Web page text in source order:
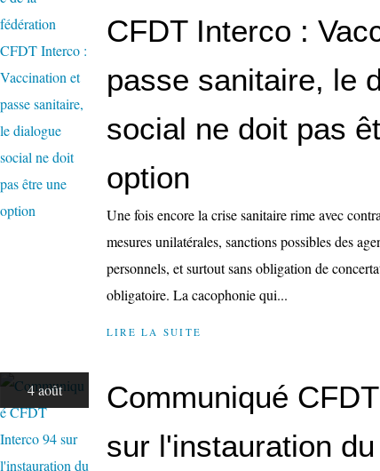
CFDT Interco :
passe sanitaire, le
social ne doit pas
option
Une fois encore la crise sanitaire rime avec
mesures unilatérales, sanctions possibles des
personnels, et surtout sans obligation de
obligatoire. La cacophonie qui...
LIRE LA SUITE
4 août
Communiqué
sur l'instauration